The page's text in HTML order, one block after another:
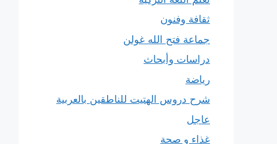
ثقافة وفنون
جماعة فتح الله غولن
دراسات وأبحاث
رياضة
شرح دروس الهتيت للناطقين بالعربية
عاجل
غذاء و صحة